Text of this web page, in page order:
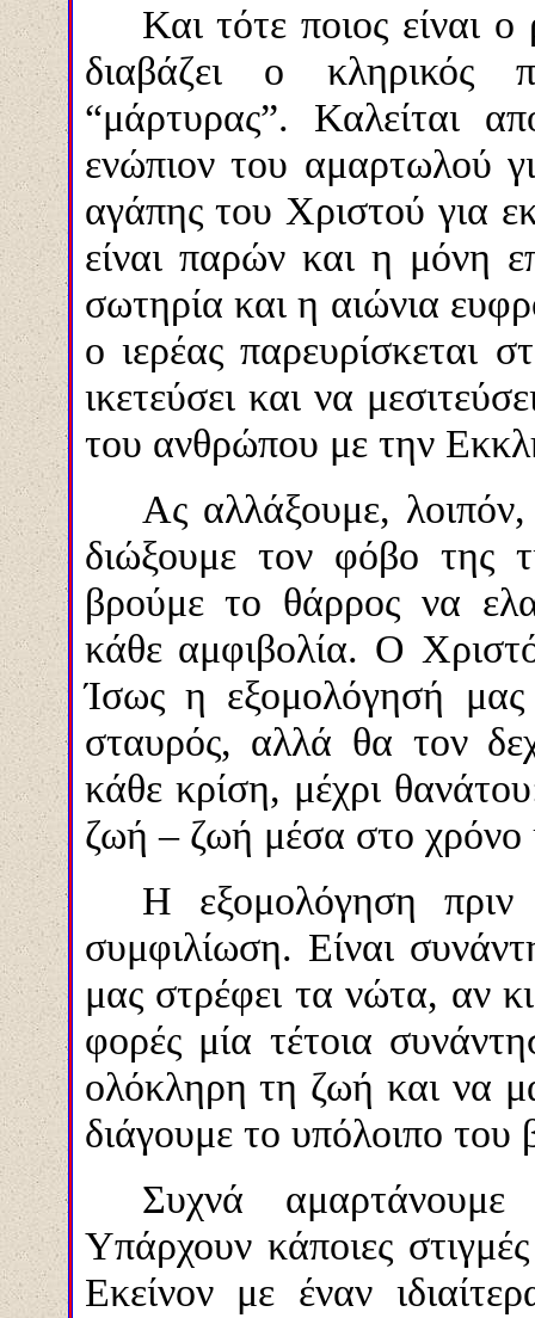
Και τότε ποιος είναι
διαβάζει ο κληρικός
“μάρτυρας”. Καλείται
ενώπιον του αμαρτωλού
αγάπης του Χριστού για
είναι παρών και η μόνη
σωτηρία και η αιώνια
ο ιερέας παρευρίσκεται
ικετεύσει και να
του ανθρώπου με την
Ας αλλάξουμε,
διώξουμε τον φόβο της
βρούμε το θάρρος να
κάθε αμφιβολία. Ο
Ίσως η εξομολόγησή μας
σταυρός, αλλά θα τον
κάθε κρίση, μέχρι
ζωή – ζωή μέσα στο χρόνο
Η εξομολόγηση
συμφιλίωση. Είναι
μας στρέφει τα νώτα, αν
φορές μία τέτοια
ολόκληρη τη ζωή και να
διάγουμε το υπόλοιπο του
Συχνά
Υπάρχουν κάποιες
Εκείνον με έναν